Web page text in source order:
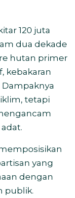
120 juta
dua dekade
hutan primer
kebakaran
tetapi
yang
dengan
publik.